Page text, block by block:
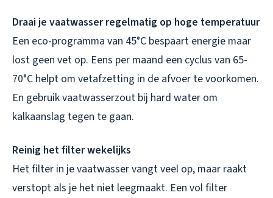
Draai je vaatwasser regelmatig op hoge temperatuur
Een eco-programma van 45°C bespaart energie maar
lost geen vet op. Eens per maand een cyclus van 65-
70°C helpt om vetafzetting in de afvoer te voorkomen.
En gebruik vaatwasserzout bij hard water om
kalkaanslag tegen te gaan.
Reinig het filter wekelijks
Het filter in je vaatwasser vangt veel op, maar raakt
verstopt als je het niet leegmaakt. Een vol filter